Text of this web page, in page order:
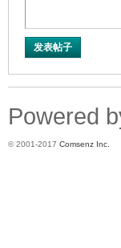
发表帖子
Powered
© 2001-2017 Comsenz Inc.